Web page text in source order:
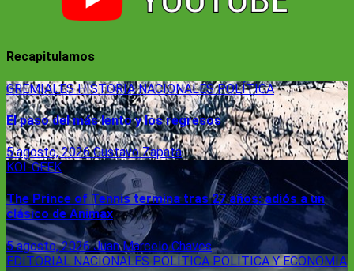
Recapitulamos
GREMIALESHISTORIANACIONALESPOLÍTICA
El paso del más lento y los regresos
5 agosto, 2026Gustavo Zapata
KOI-GEEK
The Prince of Tennis termina tras 27 años: adiós a un
clásico de Animax
5 agosto, 2026Juan Marcelo Chaves
EDITORIAL NACIONALES POLÍTICA POLÍTICA Y ECONOMÍA